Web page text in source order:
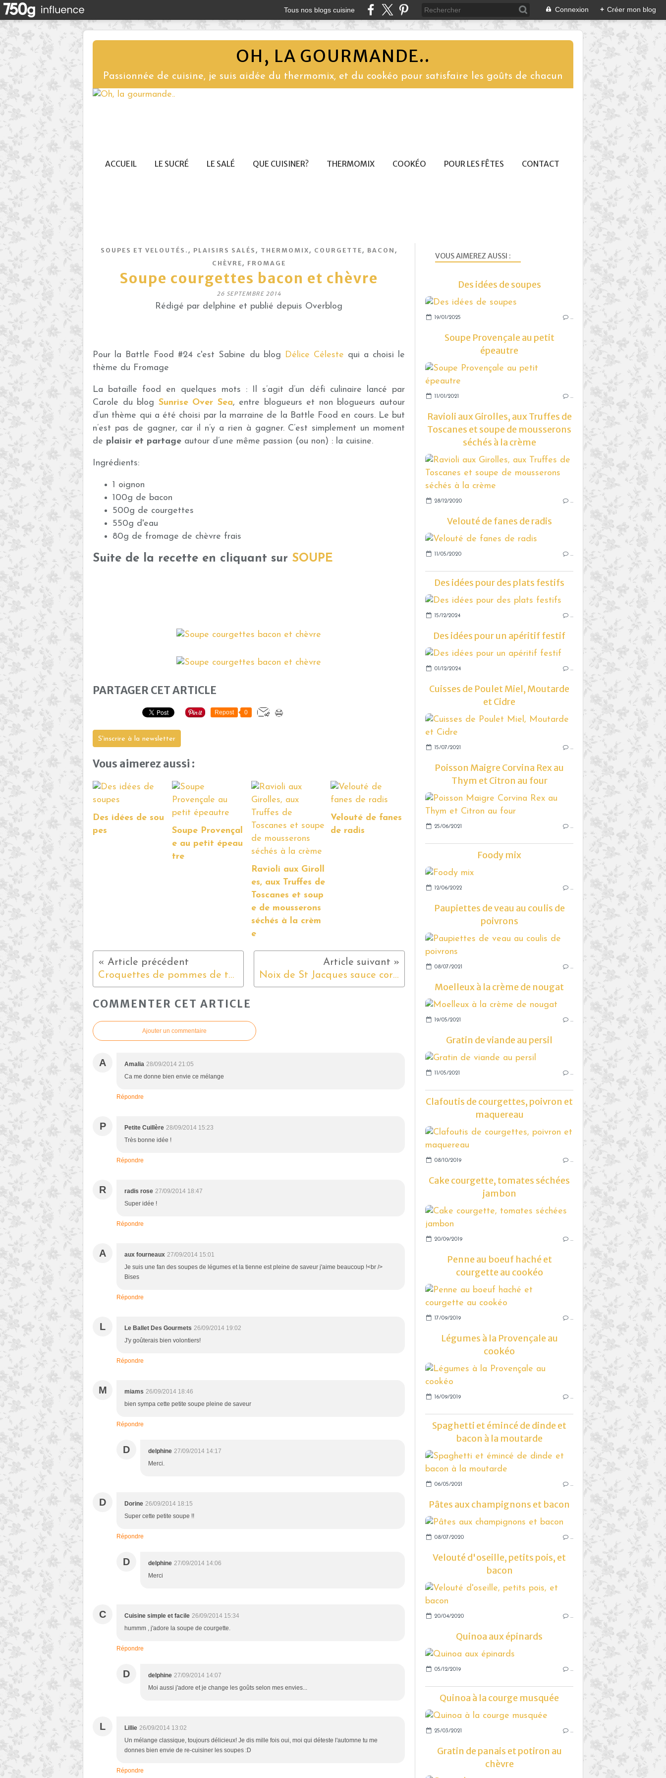
Tous nos blogs cuisine Connexion + Créer mon blog
OH, LA GOURMANDE..
Passionnée de cuisine, je suis aidée du thermomix, et du cookéo pour satisfaire les goûts de chacun
ACCUEIL LE SUCRÉ LE SALÉ QUE CUISINER? THERMOMIX COOKÉO POUR LES FÊTES CONTACT
SOUPES ET VELOUTÉS. , PLAISIRS SALÉS , THERMOMIX, COURGETTE, BACON ,
CHÈVRE, FROMAGE
Soupe courgettes bacon et chèvre
26 SEPTEMBRE 2014
Rédigé par delphine et publié depuis Overblog
Pour la Battle Food #24 c'est Sabine du blog Délice Céleste qui a choisi le
thème du Fromage
La bataille food en quelques mots : Il s’agit d’un défi culinaire lancé par
Carole du blog Sunrise Over Sea, entre blogueurs et non blogueurs autour
d’un thème qui a été choisi par la marraine de la Battle Food en cours. Le but
n’est pas de gagner, car il n’y a rien à gagner. C’est simplement un moment
de plaisir et partage autour d’une même passion (ou non) : la cuisine.
Ingrédients:
1 oignon
100g de bacon
500g de courgettes
550g d'eau
80g de fromage de chèvre frais
Suite de la recette en cliquant sur SOUPE
PARTAGER CET ARTICLE
Repost 0
S'inscrire à la newsletter
Vous aimerez aussi :
Des idées de sou
pes
Soupe Provençal
e au petit épeau
tre
Ravioli aux Giroll
es, aux Truffes de
Toscanes et soup
e de mousserons
séchés à la crèm
e
Velouté de fanes
de radis
Croquettes de pommes de terre au comté Noix de St Jacques sauce corail
COMMENTER CET ARTICLE
Ajouter un commentaire
A Amalia 28/09/2014 21:05
Ca me donne bien envie ce mélange
Répondre
P Petite Cuillère 28/09/2014 15:23
Très bonne idée !
Répondre
R radis rose 27/09/2014 18:47
Super idée !
Répondre
A aux fourneaux 27/09/2014 15:01
Je suis une fan des soupes de légumes et la tienne est pleine de saveur j'aime beaucoup !<br />
Bises
Répondre
L Le Ballet Des Gourmets 26/09/2014 19:02
J'y goûterais bien volontiers!
Répondre
M miams 26/09/2014 18:46
bien sympa cette petite soupe pleine de saveur
Répondre
D delphine 27/09/2014 14:17
Merci.
D Dorine 26/09/2014 18:15
Super cette petite soupe !!
Répondre
D delphine 27/09/2014 14:06
Merci
C Cuisine simple et facile 26/09/2014 15:34
hummm , j'adore la soupe de courgette.
Répondre
D delphine 27/09/2014 14:07
Moi aussi j'adore et je change les goûts selon mes envies...
L Lillie 26/09/2014 13:02
Un mélange classique, toujours délicieux! Je dis mille fois oui, moi qui déteste l'automne tu me
donnes bien envie de re-cuisiner les soupes :D
Répondre
VOUS AIMEREZ AUSSI :
Des idées de soupes
19/01/2025 …
Soupe Provençale au petit
épeautre
11/01/2021 …
Ravioli aux Girolles, aux Truffes de
Toscanes et soupe de mousserons
séchés à la crème
28/12/2020 …
Velouté de fanes de radis
11/05/2020 …
Des idées pour des plats festifs
15/12/2024 …
Des idées pour un apéritif festif
01/12/2024 …
Cuisses de Poulet Miel, Moutarde
et Cidre
15/07/2021 …
Poisson Maigre Corvina Rex au
Thym et Citron au four
25/06/2021 …
Foody mix
12/06/2022 …
Paupiettes de veau au coulis de
poivrons
08/07/2021 …
Moelleux à la crème de nougat
19/05/2021 …
Gratin de viande au persil
11/05/2021 …
Clafoutis de courgettes, poivron et
maquereau
08/10/2019 …
Cake courgette, tomates séchées
jambon
20/09/2019 …
Penne au boeuf haché et
courgette au cookéo
17/09/2019 …
Légumes à la Provençale au
cookéo
16/09/2019 …
Spaghetti et émincé de dinde et
bacon à la moutarde
06/05/2021 …
Pâtes aux champignons et bacon
08/07/2020 …
Velouté d'oseille, petits pois, et
bacon
20/04/2020 …
Quinoa aux épinards
05/12/2019 …
Quinoa à la courge musquée
25/03/2021 …
Gratin de panais et potiron au
chèvre